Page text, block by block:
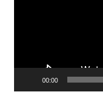
00:00